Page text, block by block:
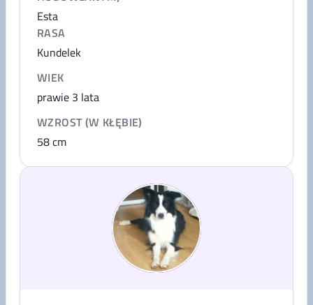
Esta
RASA
Kundelek
WIEK
prawie 3 lata
WZROST (W KŁĘBIE)
58cm